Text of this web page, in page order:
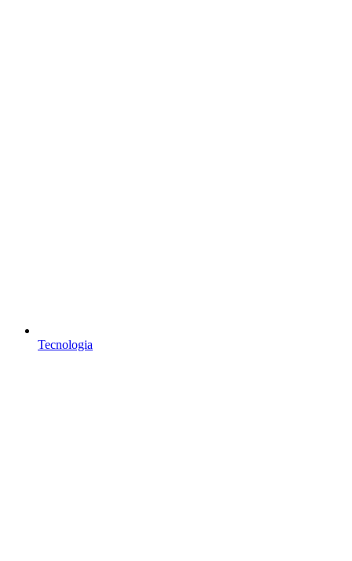
Tecnologia